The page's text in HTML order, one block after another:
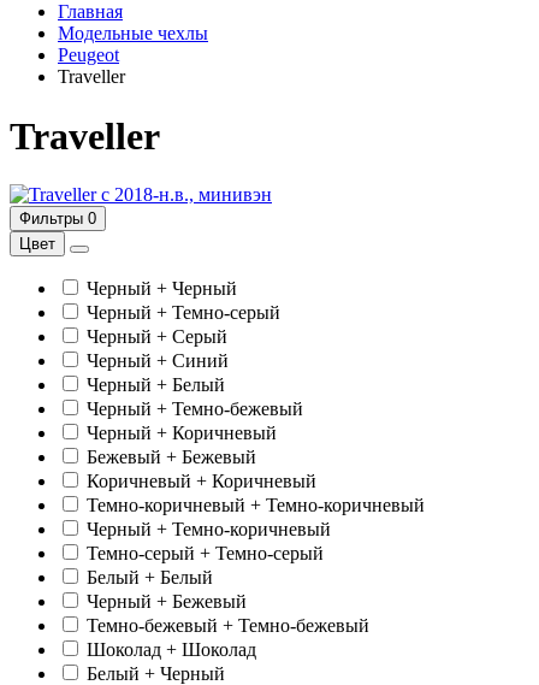
Главная
Модельные чехлы
Peugeot
Traveller
Traveller
с 2018-н.в., минивэн
Фильтры 0
Цвет
Черный + Черный
Черный + Темно-серый
Черный + Серый
Черный + Синий
Черный + Белый
Черный + Темно-бежевый
Черный + Коричневый
Бежевый + Бежевый
Коричневый + Коричневый
Темно-коричневый + Темно-коричневый
Черный + Темно-коричневый
Темно-серый + Темно-серый
Белый + Белый
Черный + Бежевый
Темно-бежевый + Темно-бежевый
Шоколад + Шоколад
Белый + Черный